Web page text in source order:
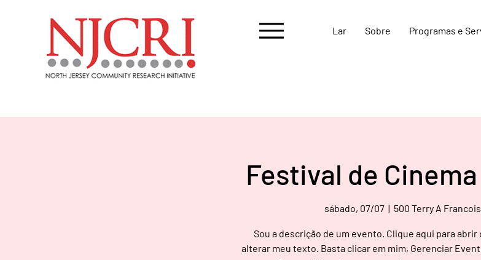
Lar Sobre Programas e
Festival de Cinema
sábado, 07/07
  |
500 Terry A
Sou a descrição de um evento. Clique aqui para
alterar meu texto. Basta clicar em mim, Gerenciar